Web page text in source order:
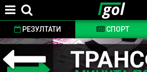
Jump to navigation
РЕЗУЛТАТИ СПОРТ